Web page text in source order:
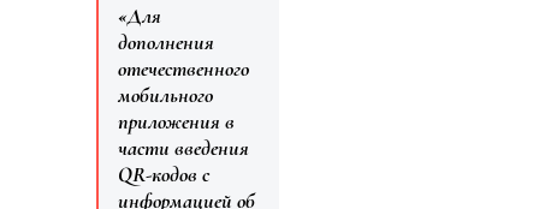
«Для
дополнения
отечественного
мобильного
приложения в
части введения
QR-кодов с
информацией об